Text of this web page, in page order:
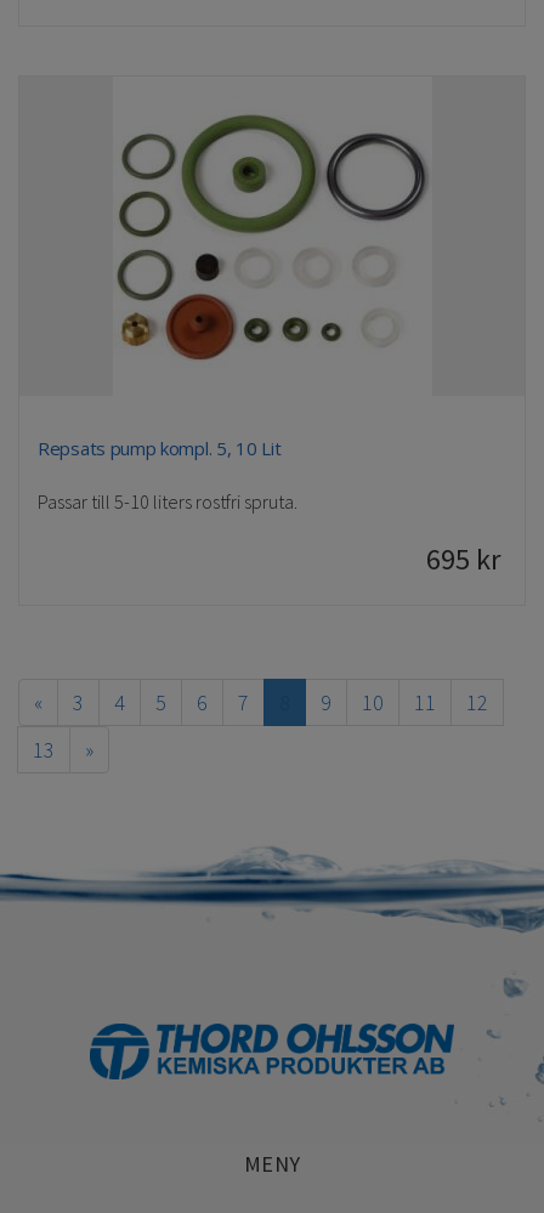
Repsats pump kompl. 5, 10 Lit
Passar till 5-10 liters rostfri spruta.
695 kr
« 3 4 5 6 7 9 10 11
12
13
»
MENY